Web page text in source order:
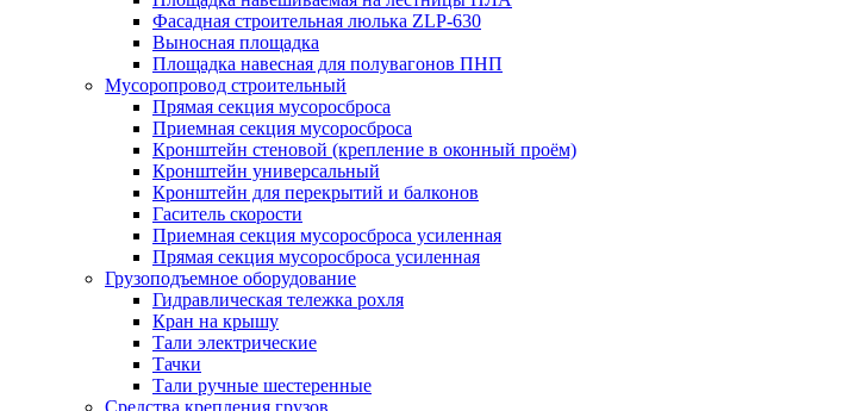
Фасадная строительная люлька ZLP-630
Выносная площадка
Площадка навесная для полувагонов ПНП
Мусоропровод строительный
Прямая секция мусоросброса
Приемная секция мусоросброса
Кронштейн стеновой (крепление в оконный проём)
Кронштейн универсальный
Кронштейн для перекрытий и балконов
Гаситель скорости
Приемная секция мусоросброса усиленная
Прямая секция мусоросброса усиленная
Грузоподъемное оборудование
Гидравлическая тележка рохля
Кран на крышу
Тали электрические
Тачки
Тали ручные шестеренные
Средства крепления грузов